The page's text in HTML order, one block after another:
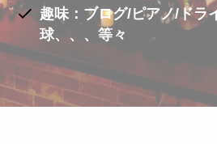
趣味：ブログ/ピアノ/ドラ
球、、、等々